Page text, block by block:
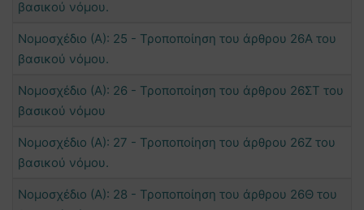
βασικού νόμου.
Νομοσχέδιο (Α): 25 - Τροποποίηση του άρθρου 26Α του
βασικού νόμου.
Νομοσχέδιο (Α): 26 - Τροποποίηση του άρθρου 26ΣΤ του
βασικού νόμου
Νομοσχέδιο (Α): 27 - Τροποποίηση του άρθρου 26Ζ του
βασικού νόμου.
Νομοσχέδιο (Α): 28 - Τροποποίηση του άρθρου 26Θ του